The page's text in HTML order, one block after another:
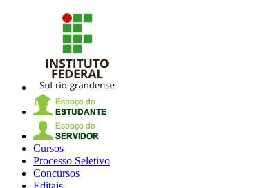
Cursos
Processo Seletivo
Concursos